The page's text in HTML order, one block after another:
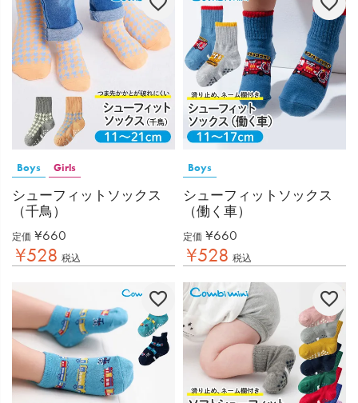
Boys Girls
シューフィットソックス
（千鳥）
定価 ¥660
¥528 税込
Boys
シューフィットソックス
（働く車）
定価 ¥660
¥528 税込